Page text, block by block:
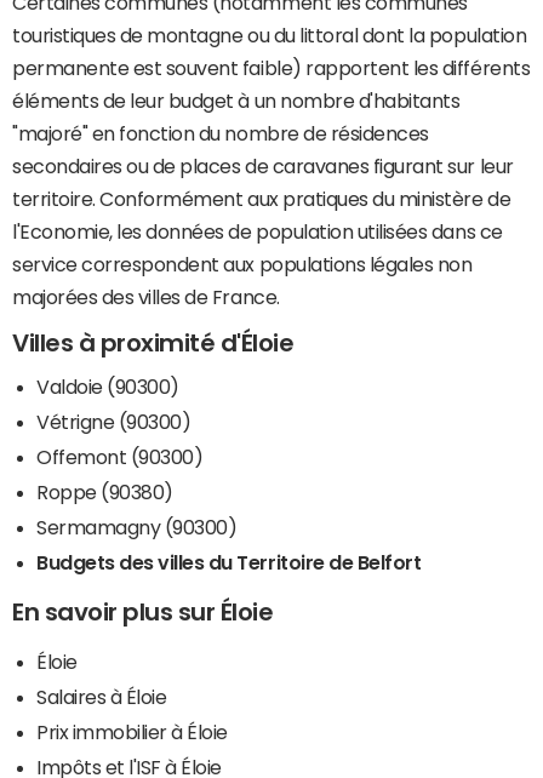
touristiques de montagne ou du littoral dont la population
permanente est souvent faible) rapportent les différents
éléments de leur budget à un nombre d'habitants
"majoré" en fonction du nombre de résidences
secondaires ou de places de caravanes figurant sur leur
territoire. Conformément aux pratiques du ministère de
l'Economie, les données de population utilisées dans ce
service correspondent aux populations légales non
majorées des villes de France.
Villes à proximité d'Éloie
Valdoie (90300)
Vétrigne (90300)
Offemont (90300)
Roppe (90380)
Sermamagny (90300)
Budgets des villes du Territoire de Belfort
En savoir plus sur Éloie
Éloie
Salaires à Éloie
Prix immobilier à Éloie
Impôts et l'ISF à Éloie